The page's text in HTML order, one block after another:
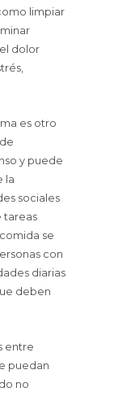
limpiar
dolor
es otro
y puede
la
sociales
tareas
se
con
diarias
deben
entre
puedan
no